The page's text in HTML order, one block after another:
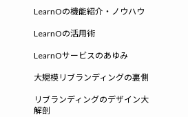
LearnOの機能紹介・ノウハウ
LearnOの活用術
LearnOサービスのあゆみ
大規模リブランディングの裏側
リブランディングのデザイン大
解剖